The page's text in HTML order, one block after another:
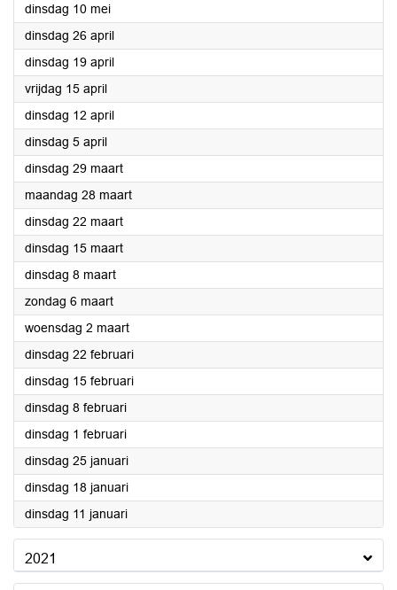
dinsdag 10 mei2022
dinsdag 26 april2022
dinsdag 19 april2022
vrijdag 15 april2022
dinsdag 12 april2022
dinsdag 5 april2022
dinsdag 29 maart2022
maandag 28 maart2022
dinsdag 22 maart2022
dinsdag 15 maart2022
dinsdag 8 maart2022
zondag 6 maart2022
woensdag 2 maart2022
dinsdag 22 februari2022
dinsdag 15 februari2022
dinsdag 8 februari2022
dinsdag 1 februari2022
dinsdag 25 januari2022
dinsdag 18 januari2022
dinsdag 11 januari2022
2021